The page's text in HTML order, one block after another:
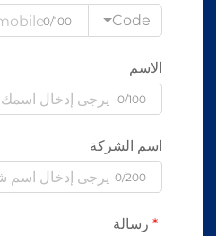
Code
0/100
الاسم
0/100
اسم الشركة
0/200
رسالة